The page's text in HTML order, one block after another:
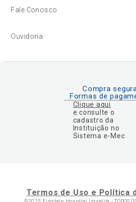
Fale Conosco
Ouvidoria
Compra
Formas de
Clique aqui
e consulte o
cadastro da
Instituição no
Sistema e-Mec
Termos de Uso e Política